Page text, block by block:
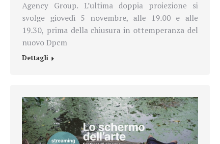
Agency Group. L’ultima doppia proiezione si
svolge giovedì 5 novembre, alle 19.00 e alle
19.30, prima della chiusura in ottemperanza del
nuovo Dpcm
Dettagli